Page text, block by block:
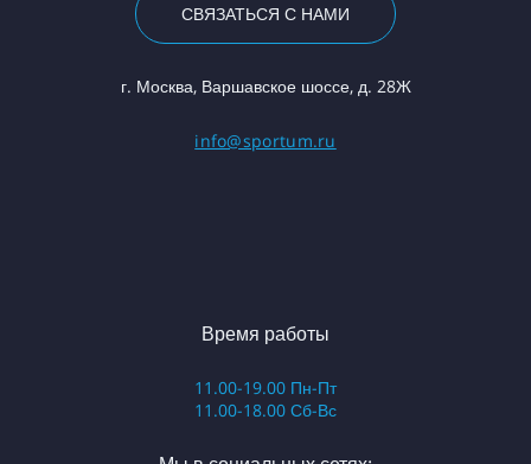
СВЯЗАТЬСЯ С НАМИ
г. Москва, Варшавское шоссе, д. 28Ж
info@sportum.ru
Время работы
11.00-19.00 Пн-Пт
11.00-18.00 Сб-Вс